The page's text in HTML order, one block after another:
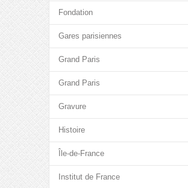
Fondation
Gares parisiennes
Grand Paris
Grand Paris
Gravure
Histoire
Île-de-France
Institut de France